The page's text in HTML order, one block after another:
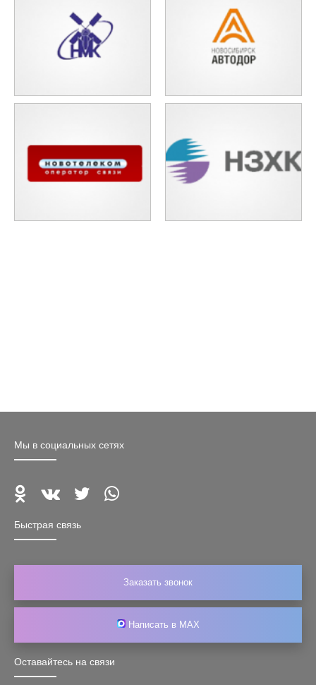
Оставайтесь на связи
Мы в социальных сетях
Быстрая связь
Заказать звонок
Написать в MAX